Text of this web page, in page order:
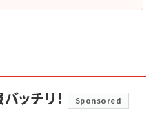
ッチリ！ Sponsored